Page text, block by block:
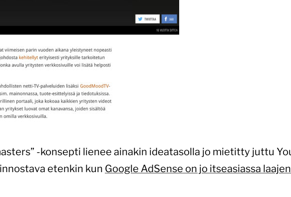
-konsepti lienee ainakin ideatasolla jo mietitty juttu
etenkin kun Google AdSense on jo itseasiassa